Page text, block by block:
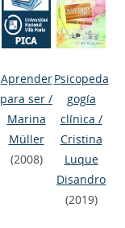
Aprender
para ser /
Marina
Müller
(2008)
Psicopeda
gogía
clínica /
Cristina
Luque
Disandro
(2019)